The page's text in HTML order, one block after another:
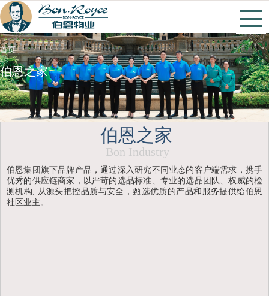
首页
伯恩之家
伯恩之家
Bon Industry
伯恩集团旗下品牌产品，通过深入研究不同业态的客户端需求，携手
优秀的供应链商家，以严苛的选品标准、专业的选品团队、权威的检
测机构, 从源头把控品质与安全，甄选优质的产品和服务提供给伯恩
社区业主。